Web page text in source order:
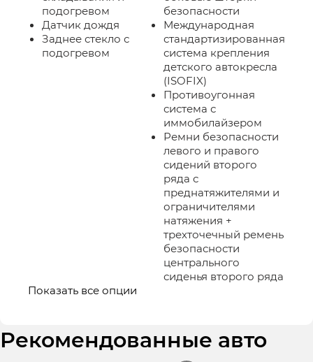
подогревом
Датчик дождя
Заднее стекло с
подогревом
безопасности
Международная
стандартизированная
система крепления
детского автокресла
(ISOFIX)
Противоугонная
система с
иммобилайзером
Ремни безопасности
левого и правого
сидений второго
ряда с
преднатяжителями и
ограничителями
натяжения +
трехточечный ремень
безопасности
центрального
сиденья второго ряда
Показать все опции
Рекомендованные авто